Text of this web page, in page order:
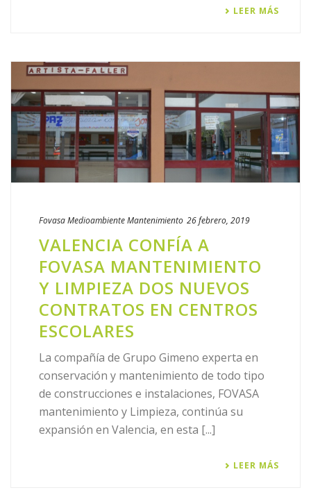
LEER MÁS
Fovasa MedioambienteMantenimiento 26 febrero, 2019
​VALENCIA CONFÍA A
FOVASA MANTENIMIENTO
Y LIMPIEZA DOS NUEVOS
CONTRATOS EN CENTROS
ESCOLARES
La compañía de Grupo Gimeno experta en
conservación y mantenimiento de todo tipo
de construcciones e instalaciones, FOVASA
mantenimiento y Limpieza, continúa su
expansión en Valencia, en esta [...]
LEER MÁS